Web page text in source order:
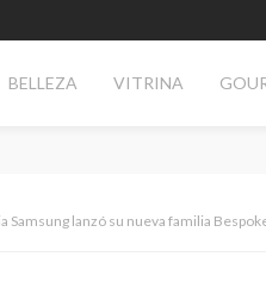
BELLEZA VITRINA
Samsung lanzó su nueva familia